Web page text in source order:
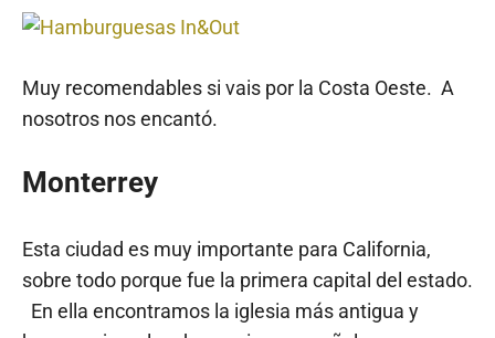
Muy recomendables si vais por la Costa Oeste. A
nosotros nos encantó.
Monterrey
Esta ciudad es muy importante para California,
sobre todo porque fue la primera capital del estado.
En ella encontramos la iglesia más antigua y